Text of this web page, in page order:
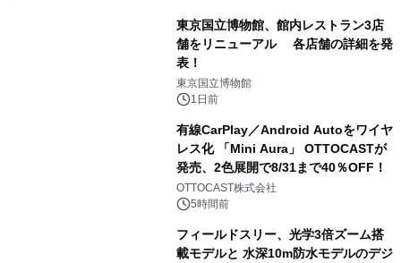
東京国立博物館、館内レストラン3店
舗をリニューアル 各店舗の詳細を発
表！
東京国立博物館
1日前
有線CarPlay／Android Autoをワイヤ
レス化 「Mini Aura」 OTTOCASTが
発売、2色展開で8/31まで40％OFF！
OTTOCAST株式会社
5時間前
フィールドスリー、光学3倍ズーム搭
載モデルと 水深10m防水モデルのデジ